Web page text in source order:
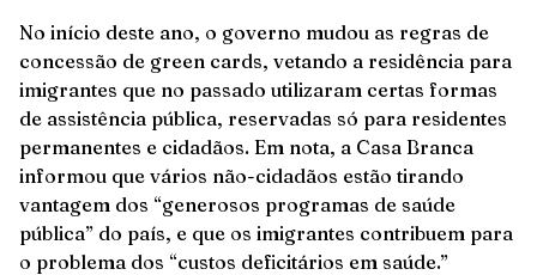
No início deste ano, o governo mudou as regras de
concessão de green cards, vetando a residência para
imigrantes que no passado utilizaram certas formas
de assistência pública, reservadas só para residentes
permanentes e cidadãos. Em nota, a Casa Branca
informou que vários não-cidadãos estão tirando
vantagem dos “generosos programas de saúde
pública” do país, e que os imigrantes contribuem para
o problema dos “custos deficitários em saúde.”